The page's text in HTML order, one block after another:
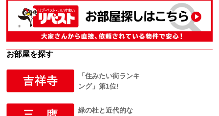
お部屋を探す
「住みたい街ランキ
ング」第1位!
緑の杜と近代的な